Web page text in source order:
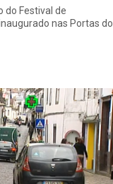
do Festival de
nas Portas do